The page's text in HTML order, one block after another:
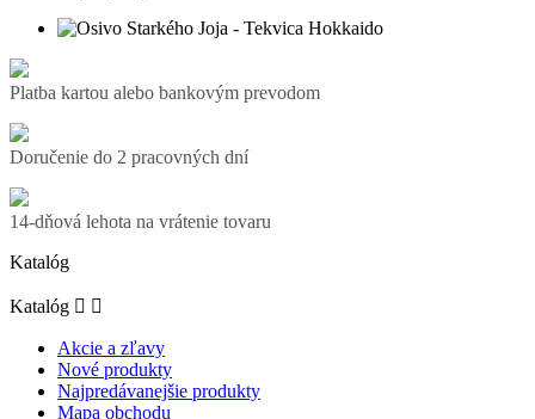
Platba kartou alebo bankovým prevodom
Doručenie do 2 pracovných dní
14-dňová lehota na vrátenie tovaru
Katalóg
Katalóg  
Akcie a zľavy
Nové produkty
Najpredávanejšie produkty
Mapa obchodu